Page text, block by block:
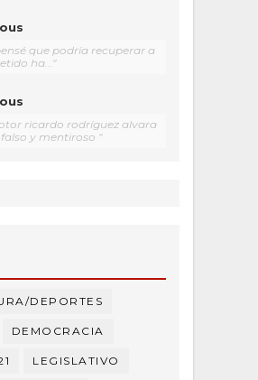
que podría recuperar a
ha..."
ricardo rodríguez alvara
y mentiroso "
DEPORTES
DEMOCRACIA
LEGISLATIVO